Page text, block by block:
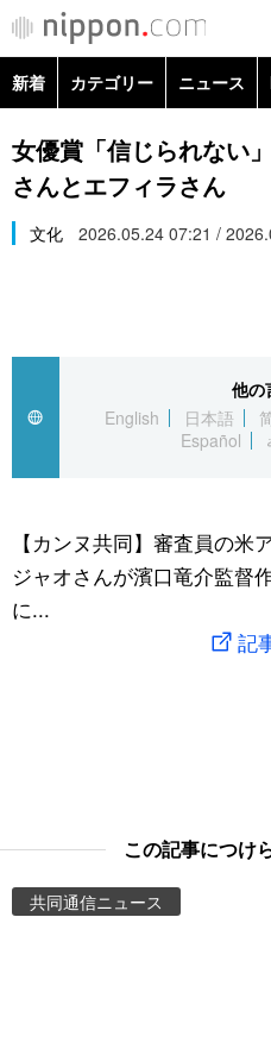
カテゴリー
経済・ビジネス
国際
文化
トップ
アーカイブ
In-depth
Japan Data
動画/Live
People
新着 カテゴリー ニュース
政治・外交
経済・ビジネス
スポーツ・東京2020
女優賞「信じられない
さんとエフィラさん
文化 2026.05.24 07:21 /
他の
English
日本語
Español
【カンヌ共同】審査員の米
ジャオさんが濱口竜介監督
に...
記
この記事につけ
共同通信ニュース